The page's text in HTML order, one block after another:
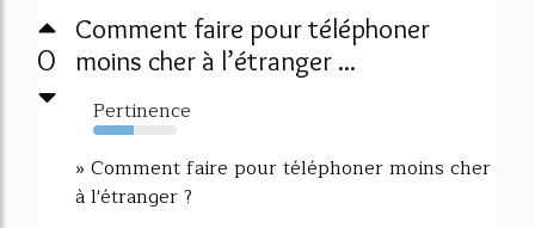
0
Comment faire pour téléphoner
moins cher à l’étranger ...
Pertinence
48%
» Comment faire pour téléphoner moins cher
à l'étranger ?